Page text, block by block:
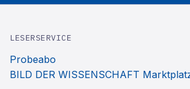
LESERSERVICE
Probeabo
BILD DER WISSENSCHAFT